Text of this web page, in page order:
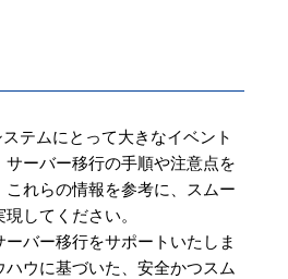
テムにとって大きなイベント
ーバー移行の手順や注意点を
れらの情報を参考に、スムー
してください。
バー移行をサポートいたしま
ウに基づいた、安全かつスム